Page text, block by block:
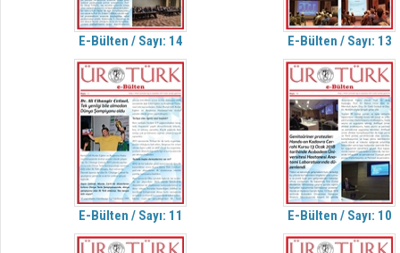
E-Bülten / Sayı: 14 E-Bülten / Sayı: 13
E-Bülten / Sayı: 11 E-Bülten / Sayı: 10